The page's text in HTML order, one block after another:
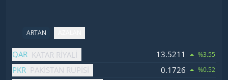
ARTAN
İsim FiyatDeğişim
QAR KATAR RIYALI 13.5211 %3.55
PKR PAKISTAN RUPISI 0.1726 %0.52